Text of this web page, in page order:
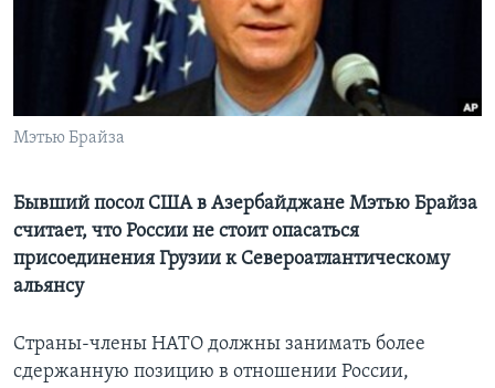
Learning English
СОЦИАЛЬНЫЕ СЕТИ
Языки
Мэтью Брайза
Бывший посол США в Азербайджане Мэтью Брайза
считает, что России не стоит опасаться
присоединения Грузии к Североатлантическому
альянсу
Страны-члены НАТО должны занимать более
сдержанную позицию в отношении России,